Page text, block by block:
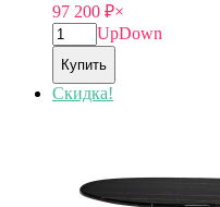
97 200 ₽×
UpDown
Купить
Скидка!